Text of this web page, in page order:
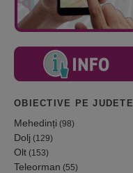
OBIECTIVE PE JUDETE
Mehedinți (98)
Dolj (129)
Olt (153)
Teleorman (55)